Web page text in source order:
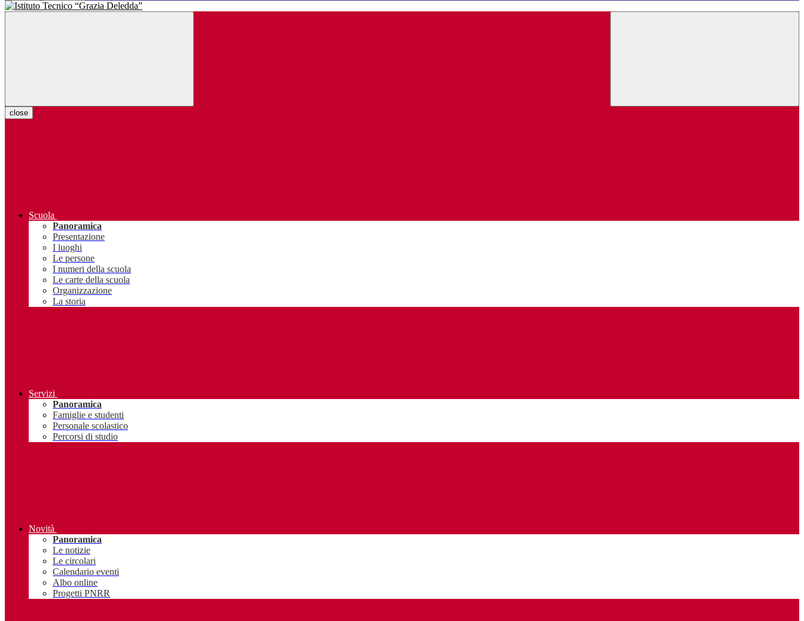
close
Scuola
Panoramica
Presentazione
I luoghi
Le persone
I numeri della scuola
Le carte della scuola
Organizzazione
La storia
Servizi
Panoramica
Famiglie e studenti
Personale scolastico
Percorsi di studio
Novità
Panoramica
Le notizie
Le circolari
Calendario eventi
Albo online
Progetti PNRR